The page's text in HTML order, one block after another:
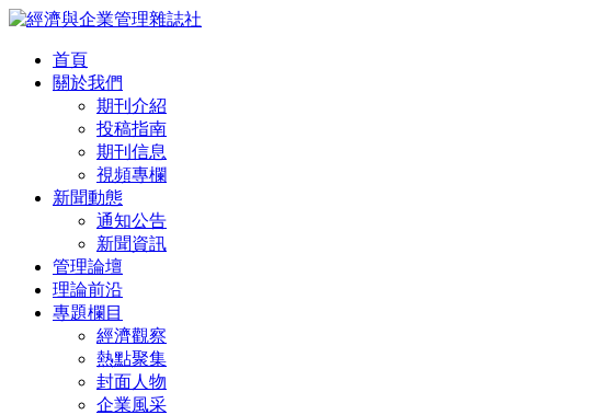
首頁
關於我們
期刊介紹
投稿指南
期刊信息
視頻專欄
新聞動態
通知公告
新聞資訊
管理論壇
理論前沿
專題欄目
經濟觀察
熱點聚集
封面人物
企業風采